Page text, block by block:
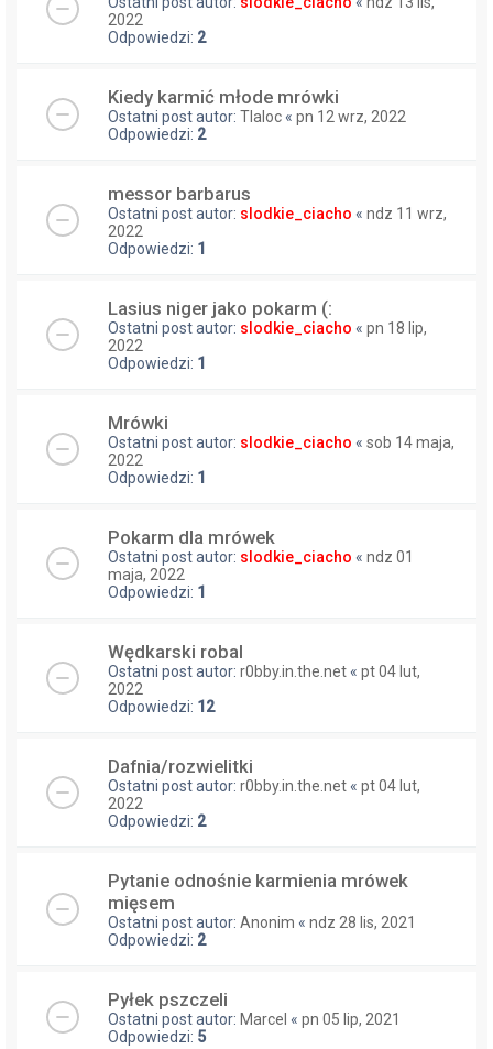
2022
Odpowiedzi: 2
Kiedy karmić młode mrówki
Ostatni post autor: Tlaloc « pn 12 wrz, 2022
Odpowiedzi: 2
messor barbarus
Ostatni post autor: slodkie_ciacho « ndz 11 wrz,
2022
Odpowiedzi: 1
Lasius niger jako pokarm (:
Ostatni post autor: slodkie_ciacho « pn 18 lip,
2022
Odpowiedzi: 1
Mrówki
Ostatni post autor: slodkie_ciacho « sob 14 maja,
2022
Odpowiedzi: 1
Pokarm dla mrówek
Ostatni post autor: slodkie_ciacho « ndz 01
maja, 2022
Odpowiedzi: 1
Wędkarski robal
Ostatni post autor: r0bby.in.the.net « pt 04 lut,
2022
Odpowiedzi: 12
Dafnia/rozwielitki
Ostatni post autor: r0bby.in.the.net « pt 04 lut,
2022
Odpowiedzi: 2
Pytanie odnośnie karmienia mrówek
mięsem
Ostatni post autor: Anonim « ndz 28 lis, 2021
Odpowiedzi: 2
Pyłek pszczeli
Ostatni post autor: Marcel « pn 05 lip, 2021
Odpowiedzi: 5